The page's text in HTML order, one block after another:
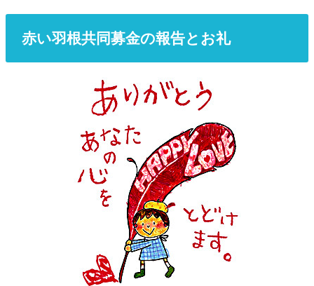
赤い羽根共同募金の報告とお礼